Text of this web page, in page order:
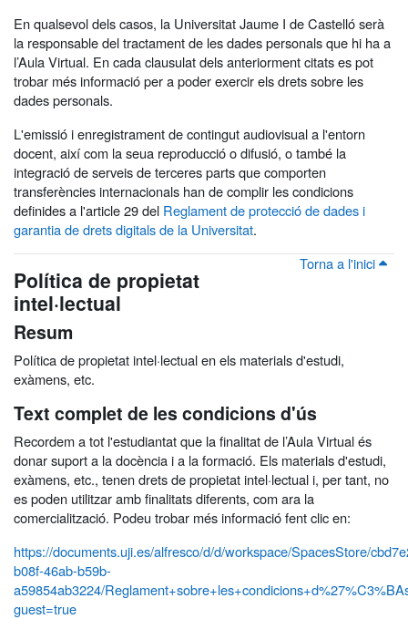
En qualsevol dels casos, la Universitat Jaume I de Castelló serà
la responsable del tractament de les dades personals que hi ha a
l’Aula Virtual. En cada clausulat dels anteriorment citats es pot
trobar més informació per a poder exercir els drets sobre les
dades personals.
L'emissió i enregistrament de contingut audiovisual a l'entorn
docent, així com la seua reproducció o difusió, o també la
integració de serveis de terceres parts que comporten
transferències internacionals han de complir les condicions
definides a l'article 29 del Reglament de protecció de dades i
garantia de drets digitals de la Universitat.
Torna a l'inici
Política de propietat
intel·lectual
Resum
Política de propietat intel·lectual en els materials d'estudi,
exàmens, etc.
Text complet de les condicions d'ús
Recordem a tot l'estudiantat que la finalitat de l’Aula Virtual és
donar suport a la docència i a la formació. Els materials d'estudi,
exàmens, etc., tenen drets de propietat intel·lectual i, per tant, no
es poden utilitzar amb finalitats diferents, com ara la
comercialització. Podeu trobar més informació fent clic en:
https://documents.uji.es/alfresco/d/d/workspace/SpacesStore/
b08f-46ab-b59b-
a59854ab3224/
guest=true